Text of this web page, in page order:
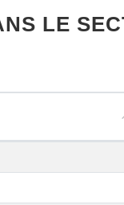
LE